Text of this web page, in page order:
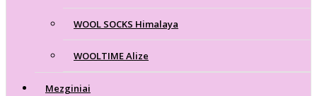
WOOL SOCKS Himalaya
WOOLTIME Alize
Mezginiai